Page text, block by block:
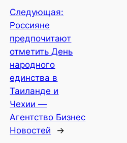
Следующая:
Россияне
предпочитают
отметить День
народного
единства в
Таиланде и
Чехии —
Агентство Бизнес
Новостей
→